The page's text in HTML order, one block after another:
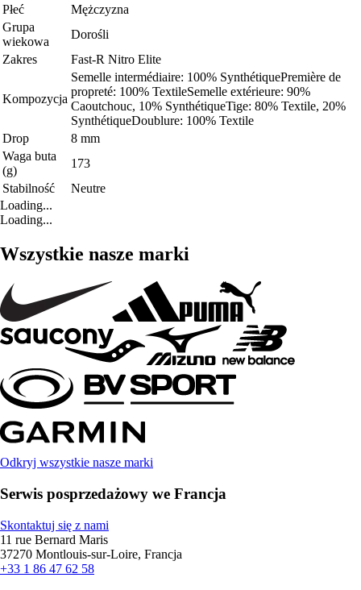
Płeć
Mężczyzna
Grupa
wiekowa
Dorośli
Zakres
Fast-R Nitro Elite
Kompozycja
Semelle intermédiaire: 100% SynthétiquePremière de
propreté: 100% TextileSemelle extérieure: 90%
Caoutchouc, 10% SynthétiqueTige: 80% Textile, 20%
SynthétiqueDoublure: 100% Textile
Drop
8 mm
Waga buta
(g)
173
Stabilność
Neutre
Loading...
Loading...
Wszystkie nasze marki
Odkryj wszystkie nasze marki
Serwis posprzedażowy we Francja
Skontaktuj się z nami
11 rue Bernard Maris
37270 Montlouis-sur-Loire, Francja
+33 1 86 47 62 58